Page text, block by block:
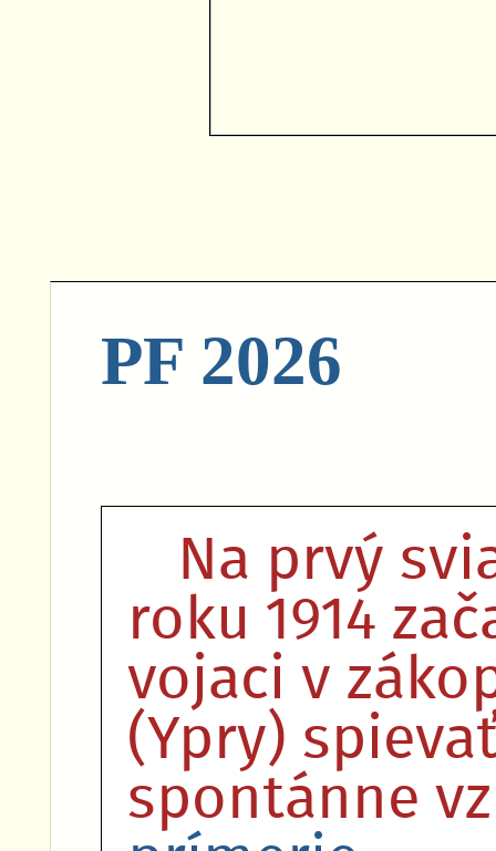
PF 2026
Na prvý
roku 1914
vojaci v
(Ypry)
spontánne